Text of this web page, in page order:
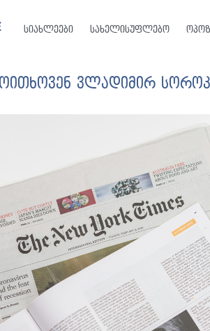
სიახლეები სახელისუფლებო
ვლადიმირ